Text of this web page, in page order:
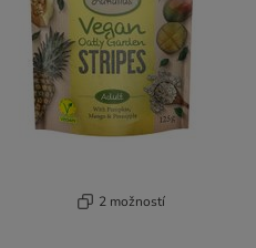
2 možností